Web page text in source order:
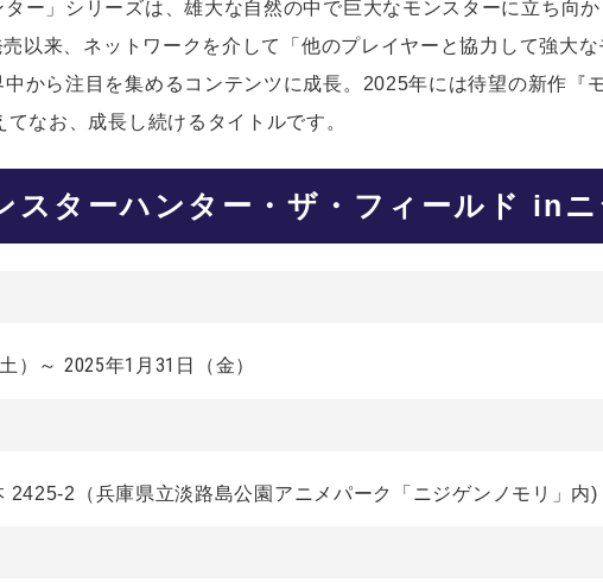
ター」シリーズは、雄大な自然の中で巨大なモンスターに立ち向
以来、ネットワークを介して「他のプレイヤーと協力して強大
から注目を集めるコンテンツに成長。2025年には待望の新作『
なお、成長し続けるタイトルです。
スターハンター・ザ・フィールド in
）～ 2025年1月31日（金）
2425-2（兵庫県立淡路島公園アニメパーク「ニジゲンノモリ」内)